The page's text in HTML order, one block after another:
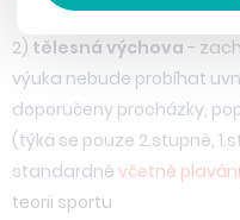
2) tělesná výchova -
výuka nebude probíhat
doporučeny procházky,
(týká se pouze 2.stupně,
standardně včetně plavání
teorii sportu